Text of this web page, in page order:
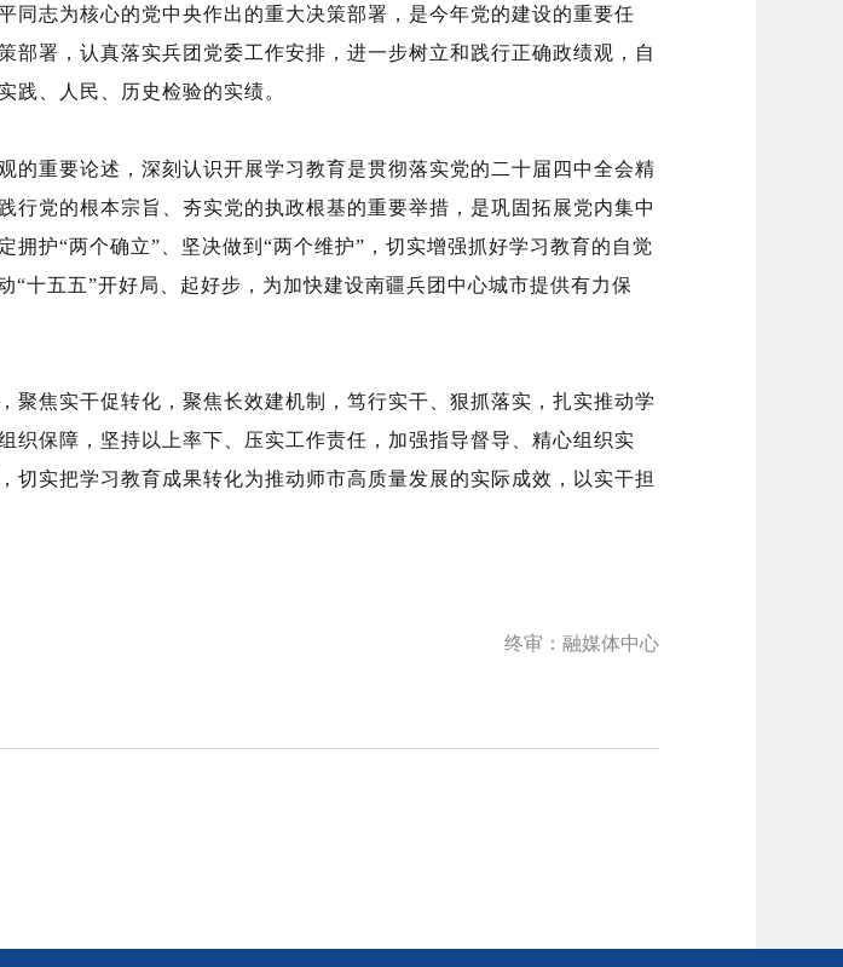
志为核心的党中央作出的重大决策部署，是今年党的建设的重要任
署，认真落实兵团党委工作安排，进一步树立和践行正确政绩观，自
践、人民、历史检验的实绩。
重要论述，深刻认识开展学习教育是贯彻落实党的二十届四中全会精
党的根本宗旨、夯实党的执政根基的重要举措，是巩固拓展党内集中
拥护“两个确立”、坚决做到“两个维护”，切实增强抓好学习教育的自觉
十五五”开好局、起好步，为加快建设南疆兵团中心城市提供有力保
焦实干促转化，聚焦长效建机制，笃行实干、狠抓落实，扎实推动学
织保障，坚持以上率下、压实工作责任，加强指导督导、精心组织实
切实把学习教育成果转化为推动师市高质量发展的实际成效，以实干担
终审：融媒体中心